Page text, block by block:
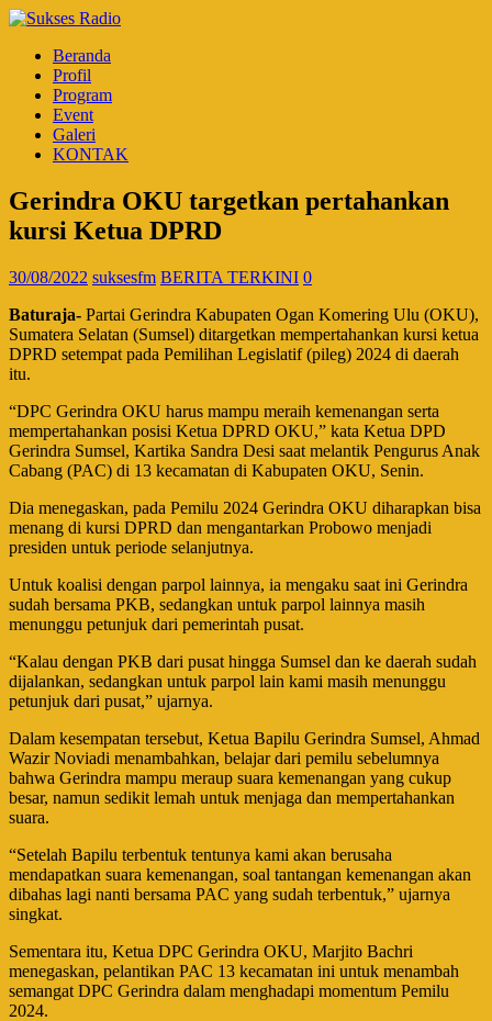
Beranda
Profil
Program
Event
Galeri
KONTAK
Gerindra OKU targetkan pertahankan
kursi Ketua DPRD
30/08/2022 suksesfm BERITA TERKINI 0
Baturaja- Partai Gerindra Kabupaten Ogan Komering Ulu (OKU),
Sumatera Selatan (Sumsel) ditargetkan mempertahankan kursi ketua
DPRD setempat pada Pemilihan Legislatif (pileg) 2024 di daerah
itu.
“DPC Gerindra OKU harus mampu meraih kemenangan serta
mempertahankan posisi Ketua DPRD OKU,” kata Ketua DPD
Gerindra Sumsel, Kartika Sandra Desi saat melantik Pengurus Anak
Cabang (PAC) di 13 kecamatan di Kabupaten OKU, Senin.
Dia menegaskan, pada Pemilu 2024 Gerindra OKU diharapkan bisa
menang di kursi DPRD dan mengantarkan Probowo menjadi
presiden untuk periode selanjutnya.
Untuk koalisi dengan parpol lainnya, ia mengaku saat ini Gerindra
sudah bersama PKB, sedangkan untuk parpol lainnya masih
menunggu petunjuk dari pemerintah pusat.
“Kalau dengan PKB dari pusat hingga Sumsel dan ke daerah sudah
dijalankan, sedangkan untuk parpol lain kami masih menunggu
petunjuk dari pusat,” ujarnya.
Dalam kesempatan tersebut, Ketua Bapilu Gerindra Sumsel, Ahmad
Wazir Noviadi menambahkan, belajar dari pemilu sebelumnya
bahwa Gerindra mampu meraup suara kemenangan yang cukup
besar, namun sedikit lemah untuk menjaga dan mempertahankan
suara.
“Setelah Bapilu terbentuk tentunya kami akan berusaha
mendapatkan suara kemenangan, soal tantangan kemenangan akan
dibahas lagi nanti bersama PAC yang sudah terbentuk,” ujarnya
singkat.
Sementara itu, Ketua DPC Gerindra OKU, Marjito Bachri
menegaskan, pelantikan PAC 13 kecamatan ini untuk menambah
semangat DPC Gerindra dalam menghadapi momentum Pemilu
2024.